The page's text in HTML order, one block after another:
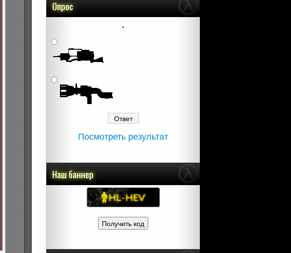
Опрос
.
Посмотреть результат
Наш баннер